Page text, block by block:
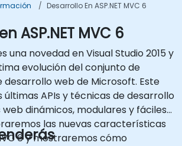
Desarrollo En ASP.NET MVC 6
ASP.NET MVC 6
una novedad en Visual Studio 2015 y
evolución del conjunto de
web de Microsoft. Este
APIs y técnicas de desarrollo
dinámicos, modulares y fáciles
las nuevas características
6 y mostraremos cómo